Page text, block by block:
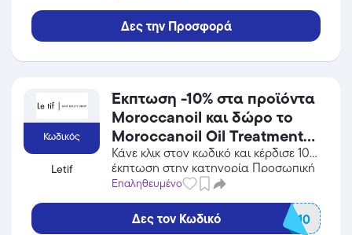
Δες την Προσφορά
Κωδικός
Letif
Έκπτωση -10% στα προϊόντα
Moroccanoil και δώρο το
Moroccanoil Oil Treatment
10ml με την αγορά κάθε
προϊόντος Moroccanoil!
Ισχύει για αγορές μέχρι
εξαντλήσεως των
Κάνε κλικ στον κωδικό και κέρδισε 10%
έκπτωση στην κατηγορία Προσωπική
Φροντίδα / Καλλυντικά από το Letif!
Επαληθευμένο
Δες τον Κωδικό MOR10